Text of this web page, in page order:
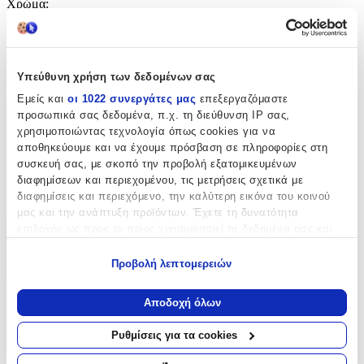
Υπεύθυνη χρήση των δεδομένων σας
Εμείς και οι 1022 συνεργάτες μας επεξεργαζόμαστε
προσωπικά σας δεδομένα, π.χ. τη διεύθυνση IP σας,
χρησιμοποιώντας τεχνολογία όπως cookies για να
αποθηκεύουμε και να έχουμε πρόσβαση σε πληροφορίες στη
συσκευή σας, με σκοπό την προβολή εξατομικευμένων
διαφημίσεων και περιεχομένου, τις μετρήσεις σχετικά με
διαφημίσεις και περιεχόμενο, την καλύτερη εικόνα του κοινού
μας και την ανάπτυξη προϊόντων. Έχετε τη δυνατότητα
Να συλλέξουμε πληροφορίες σχετικά με τη γεωγραφική
σας τοποθεσία, οι οποίες μπορεί να είναι ακριβείς σε
απόσταση μερικών μέτρων
Να αναγνωρίσουμε τη συσκευή σας σαρώνοντας ενεργά
για συγκεκριμένα χαρακτηριστικά (δακτυλικό αποτύπωμα)
Προβολή λεπτομερειών
Αποδοχή όλων
Ρυθμίσεις για τα cookies
Χρώμα:
Χειροποίητο:
Όχι
Κατασκευαστής :
OEM
Χαρακτηριστικά
Χαρακτηριστικά